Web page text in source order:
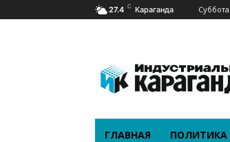
27.4 C Караганда
ГЛАВНАЯ ПОЛИТИКА